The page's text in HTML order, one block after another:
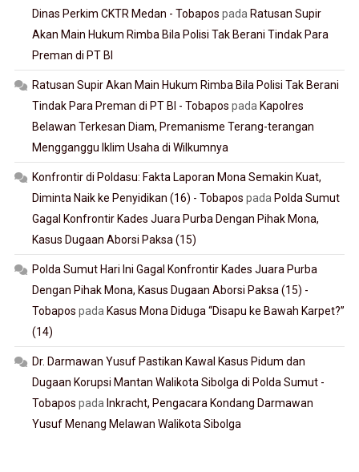
Dinas Perkim CKTR Medan - Tobapos pada Ratusan Supir
Akan Main Hukum Rimba Bila Polisi Tak Berani Tindak Para
Preman di PT BI
Ratusan Supir Akan Main Hukum Rimba Bila Polisi Tak Berani
Tindak Para Preman di PT BI - Tobapos pada Kapolres
Belawan Terkesan Diam, Premanisme Terang-terangan
Mengganggu Iklim Usaha di Wilkumnya
Konfrontir di Poldasu: Fakta Laporan Mona Semakin Kuat,
Diminta Naik ke Penyidikan (16) - Tobapos pada Polda Sumut
Gagal Konfrontir Kades Juara Purba Dengan Pihak Mona,
Kasus Dugaan Aborsi Paksa (15)
Polda Sumut Hari Ini Gagal Konfrontir Kades Juara Purba
Dengan Pihak Mona, Kasus Dugaan Aborsi Paksa (15) -
Tobapos pada Kasus Mona Diduga “Disapu ke Bawah Karpet?”
(14)
Dr. Darmawan Yusuf Pastikan Kawal Kasus Pidum dan
Dugaan Korupsi Mantan Walikota Sibolga di Polda Sumut -
Tobapos pada Inkracht, Pengacara Kondang Darmawan
Yusuf Menang Melawan Walikota Sibolga